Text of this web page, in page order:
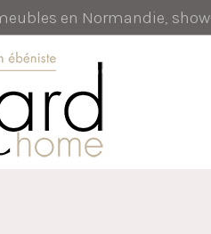
en Normandie,